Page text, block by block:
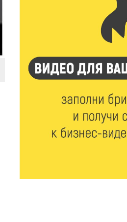
Зарядка со стражем
В Нило-Столобенской
Крестовоздвиженской
311
День арбуза отметили